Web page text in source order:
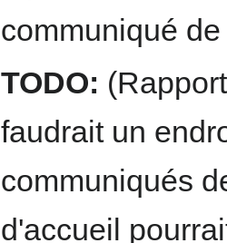
communiqué
TODO:
faudrait un
communiqués
d'accueil